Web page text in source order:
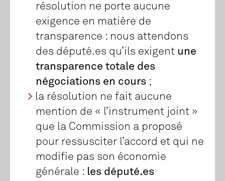
résolution ne porte aucune
exigence en matière de
transparence : nous attendons
des député.es qu’ils exigent une
transparence totale des
négociations en cours;
la résolution ne fait aucune
mention de « l’instrument joint »
que la Commission a proposé
pour ressusciter l’accord et qui ne
modifie pas son économie
générale : les député.es